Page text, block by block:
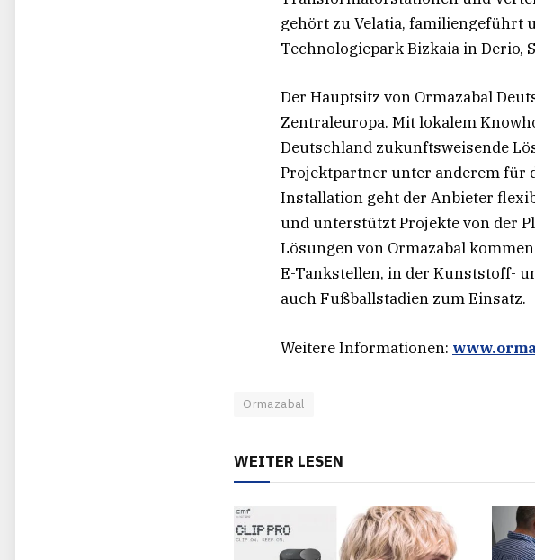
gehört zu Velatia, familiengeführt
Technologiepark Bizkaia in Derio,
Der Hauptsitz von Ormazabal
Zentraleuropa. Mit lokalem
Deutschland zukunftsweisende
Projektpartner unter anderem für
Installation geht der Anbieter
und unterstützt Projekte von der
Lösungen von Ormazabal
E-Tankstellen, in der Kunststoff-
auch Fußballstadien zum Einsatz.
Weitere Informationen:
Ormazabal
WEITER LESEN